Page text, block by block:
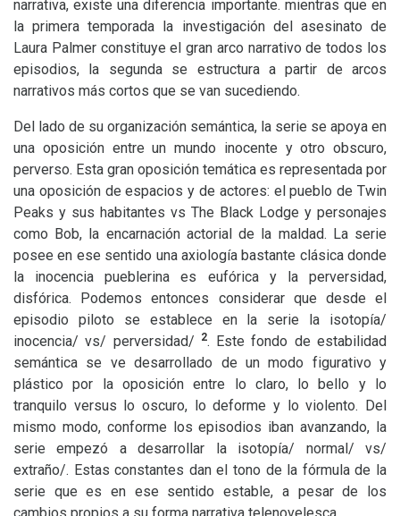
narrativa, existe una diferencia importante. mientras que en
la primera temporada la investigación del asesinato de
Laura Palmer constituye el gran arco narrativo de todos los
episodios, la segunda se estructura a partir de arcos
narrativos más cortos que se van sucediendo.
Del lado de su organización semántica, la serie se apoya en
una oposición entre un mundo inocente y otro obscuro,
perverso. Esta gran oposición temática es representada por
una oposición de espacios y de actores: el pueblo de Twin
Peaks y sus habitantes vs The Black Lodge y personajes
como Bob, la encarnación actorial de la maldad. La serie
posee en ese sentido una axiología bastante clásica donde
la inocencia pueblerina es eufórica y la perversidad,
disfórica. Podemos entonces considerar que desde el
episodio piloto se establece en la serie la isotopía/
inocencia/ vs/ perversidad/
2. Este fondo de estabilidad
semántica se ve desarrollado de un modo figurativo y
plástico por la oposición entre lo claro, lo bello y lo
tranquilo versus lo oscuro, lo deforme y lo violento. Del
mismo modo, conforme los episodios iban avanzando, la
serie empezó a desarrollar la isotopía/ normal/ vs/
extraño/. Estas constantes dan el tono de la fórmula de la
serie que es en ese sentido estable, a pesar de los